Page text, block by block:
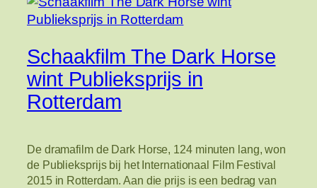
Schaakfilm The Dark Horse
wint Publieksprijs in
Rotterdam
De dramafilm de Dark Horse, 124 minuten lang, won
de Publieksprijs bij het Internationaal Film Festival
2015 in Rotterdam. Aan die prijs is een bedrag van